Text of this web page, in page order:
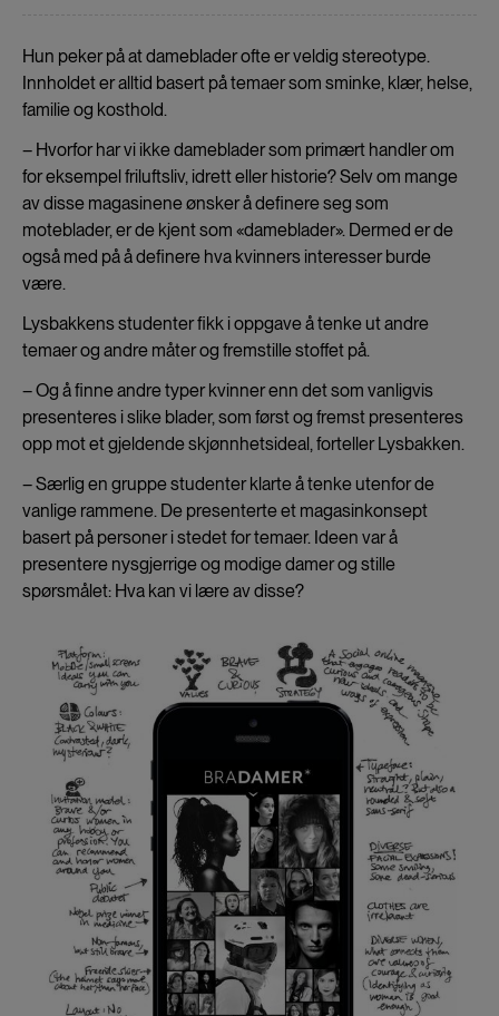
Hun peker på at dameblader ofte er veldig stereotype.
Innholdet er alltid basert på temaer som sminke, klær, helse,
familie og kosthold.
– Hvorfor har vi ikke dameblader som primært handler om
for eksempel friluftsliv, idrett eller historie? Selv om mange
av disse magasinene ønsker å definere seg som
moteblader, er de kjent som «dameblader». Dermed er de
også med på å definere hva kvinners interesser burde
være.
Lysbakkens studenter fikk i oppgave å tenke ut andre
temaer og andre måter og fremstille stoffet på.
– Og å finne andre typer kvinner enn det som vanligvis
presenteres i slike blader, som først og fremst presenteres
opp mot et gjeldende skjønnhetsideal, forteller Lysbakken.
– Særlig en gruppe studenter klarte å tenke utenfor de
vanlige rammene. De presenterte et magasinkonsept
basert på personer i stedet for temaer. Ideen var å
presentere nysgjerrige og modige damer og stille
spørsmålet: Hva kan vi lære av disse?